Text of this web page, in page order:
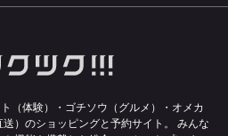
3/3限定】春一番！漢方豚しゃぶ
の特別価格！
方和牛＆漢方豚のゴロゴロカレ
常5,724円 ➔ 特別価格3456
（体験）・ゴチソウ（グルメ）・オメカ
）のショッピングと予約サイト。
みんな